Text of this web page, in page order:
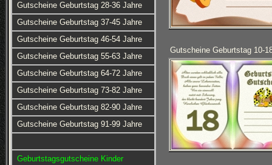
Gutscheine Geburtstag 28-36 Jahre
Gutscheine Geburtstag 37-45 Jahre
Gutscheine Geburtstag 46-54 Jahre
Gutscheine Geburtstag 55-63 Jahre
Gutscheine Geburtstag 64-72 Jahre
Gutscheine Geburtstag 73-82 Jahre
Gutscheine Geburtstag 82-90 Jahre
Gutscheine Geburtstag 91-99 Jahre
Geburtstagsgutscheine Kinder
Gutscheine Geburtstag 10-